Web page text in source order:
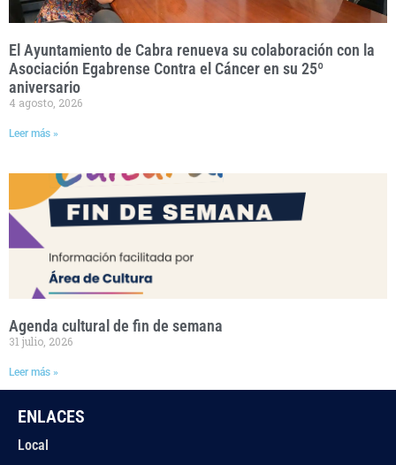
El Ayuntamiento de Cabra renueva su colaboración con la
Asociación Egabrense Contra el Cáncer en su 25º
aniversario
4 agosto, 2026
Leer más »
Agenda cultural de fin de semana
31 julio, 2026
Leer más »
ENLACES
Local